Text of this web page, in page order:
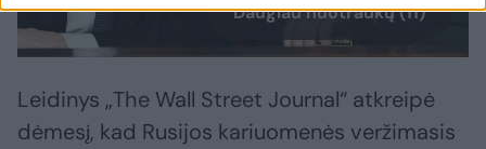
Daugiau nuotraukų (11)
Leidinys „The Wall Street Journal“ atkreipė
dėmesį, kad Rusijos kariuomenės veržimasis